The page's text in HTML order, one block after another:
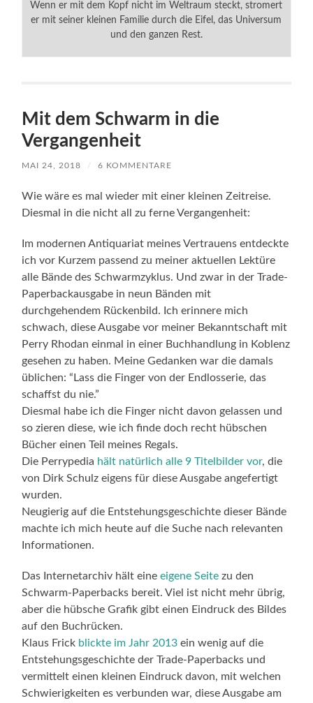
Wenn er mit dem Kopf nicht im Weltraum steckt, stromert
er mit seiner kleinen Familie durch die Eifel, das Universum
und den ganzen Rest.
Mit dem Schwarm in die
Vergangenheit
MAI 24, 2018 / 6 KOMMENTARE
Wie wäre es mal wieder mit einer kleinen Zeitreise.
Diesmal in die nicht all zu ferne Vergangenheit:
Im modernen Antiquariat meines Vertrauens entdeckte
ich vor Kurzem passend zu meiner aktuellen Lektüre
alle Bände des Schwarmzyklus. Und zwar in der Trade-
Paperbackausgabe in neun Bänden mit
durchgehendem Rückenbild. Ich erinnere mich
schwach, diese Ausgabe vor meiner Bekanntschaft mit
Perry Rhodan einmal in einer Buchhandlung in Koblenz
gesehen zu haben. Meine Gedanken war die damals
üblichen: “Lass die Finger von der Endlosserie, das
schaffst du nie.”
Diesmal habe ich die Finger nicht davon gelassen und
so zieren diese, wie ich finde doch recht hübschen
Bücher einen Teil meines Regals.
Die Perrypedia hält natürlich alle 9 Titelbilder vor, die
von Dirk Schulz eigens für diese Ausgabe angefertigt
wurden.
Neugierig auf die Entstehungsgeschichte dieser Bände
machte ich mich heute auf die Suche nach relevanten
Informationen.
Das Internetarchiv hält eineeigene Seite zu den
Schwarm-Paperbacks bereit. Viel ist nicht mehr übrig,
aber die hübsche Grafik gibt einen Eindruck des Bildes
auf den Buchrücken.
Klaus Frick blickte im Jahr 2013 ein wenig auf die
Entstehungsgeschichte der Trade-Paperbacks und
vermittelt einen kleinen Eindruck davon, mit welchen
Schwierigkeiten es verbunden war, diese Ausgabe am